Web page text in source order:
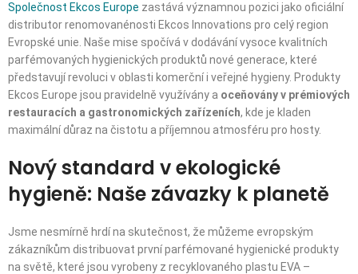
Společnost Ekcos Europe zastává významnou pozici jako oficiální
distributor renomovanénosti Ekcos Innovations pro celý region
Evropské unie. Naše mise spočívá v dodávání vysoce kvalitních
parfémovaných hygienických produktů nové generace, které
představují revoluci v oblasti komerční i veřejné hygieny. Produkty
Ekcos Europe jsou pravidelně využívány a oceňovány v prémiových
restauracích a gastronomických zařízeních, kde je kladen
maximální důraz na čistotu a příjemnou atmosféru pro hosty.
Nový standard v ekologické
hygieně: Naše závazky k planetě
Jsme nesmírně hrdí na skutečnost, že můžeme evropským
zákazníkům distribuovat první parfémované hygienické produkty
na světě, které jsou vyrobeny z recyklovaného plastu EVA –